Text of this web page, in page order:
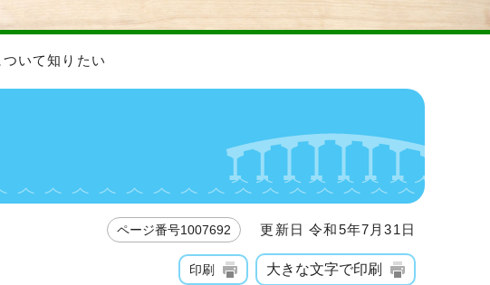
いて知りたい
ページ番号1007692 更新日 令和5年7月31日
印刷 大きな文字で印刷